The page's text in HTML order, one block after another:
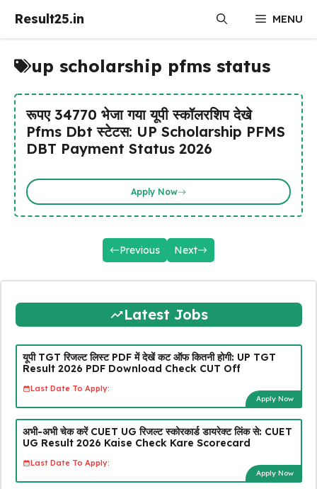
Result25.in MENU
up scholarship pfms status
रूपए 34770 भेजा गया यूपी स्कॉलरशिप देखे
Pfms Dbt स्टेटस: UP Scholarship PFMS
DBT Payment Status 2026
Apply Now
Previous Next
Latest Jobs
यूपी TGT रिजल्ट लिस्ट PDF में देखें कट ऑफ कितनी होगी: UP TGT
Result 2026 PDF Download Check CUT Off
Last Date To Apply:
Apply Now
अभी-अभी चेक करें CUET UG रिजल्ट स्कोरकार्ड डायरेक्ट लिंक से: CUET
UG Result 2026 Kaise Check Kare Scorecard
Last Date To Apply:
Apply Now